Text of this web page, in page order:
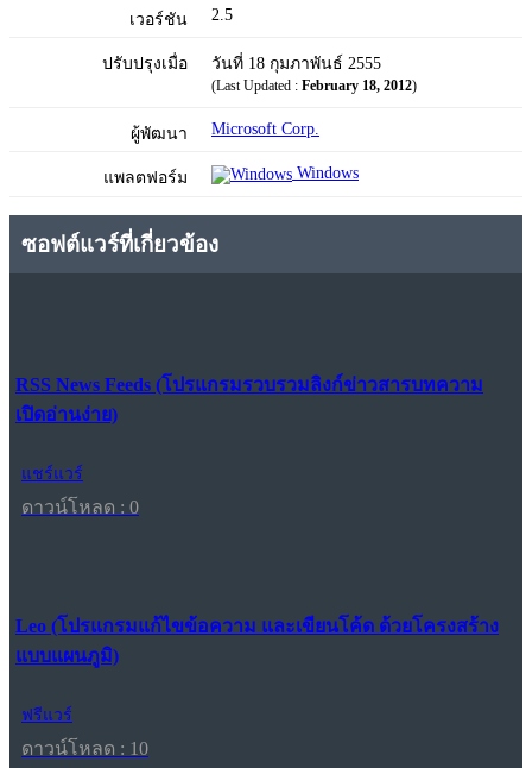
เวอร์ชัน 2.5
ปรับปรุงเมื่อ วันที่ 18 กุมภาพันธ์ 2555
(Last Updated : February 18, 2012)
ผู้พัฒนา Microsoft Corp.
แพลตฟอร์ม Windows
ซอฟต์แวร์ที่เกี่ยวข้อง
RSS News Feeds (โปรแกรมรวบรวมลิงก์ข่าวสารบทความ
เปิดอ่านง่าย)
แชร์แวร์
ดาวน์โหลด : 0
Leo (โปรแกรมแก้ไขข้อความ และเขียนโค้ด ด้วยโครงสร้าง
แบบแผนภูมิ)
ฟรีแวร์
ดาวน์โหลด : 10